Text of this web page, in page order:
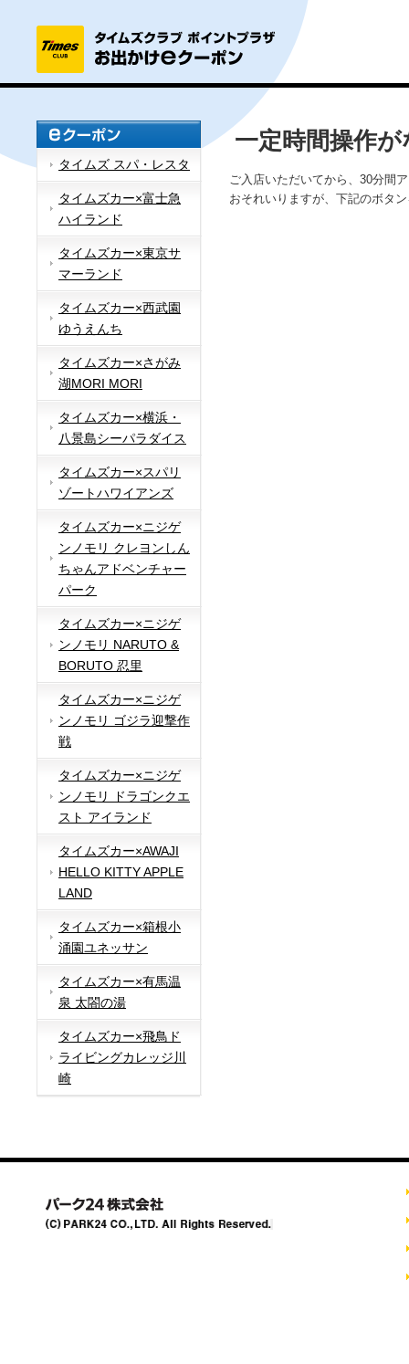
タイムズ スパ・レスタ
タイムズカー×富士急
ハイランド
タイムズカー×東京サ
マーランド
タイムズカー×西武園
ゆうえんち
タイムズカー×さがみ
湖MORI MORI
タイムズカー×横浜・
八景島シーパラダイス
タイムズカー×スパリ
ゾートハワイアンズ
タイムズカー×ニジゲ
ンノモリ クレヨンしん
ちゃんアドベンチャー
パーク
タイムズカー×ニジゲ
ンノモリ NARUTO &
BORUTO 忍里
タイムズカー×ニジゲ
ンノモリ ゴジラ迎撃作
戦
タイムズカー×ニジゲ
ンノモリ ドラゴンクエ
スト アイランド
タイムズカー×AWAJI
HELLO KITTY APPLE
LAND
タイムズカー×箱根小
涌園ユネッサン
タイムズカー×有馬温
泉 太閤の湯
タイムズカー×飛鳥ド
ライビングカレッジ川
崎
一定時間操作
ご入店いただいてから、30分間
おそれいりますが、下記のボタ